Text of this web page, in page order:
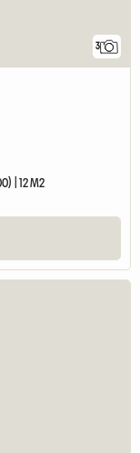
3
| 12 M2